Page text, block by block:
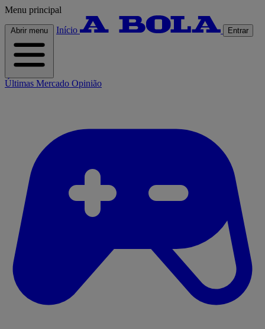
Menu principal
Abrir menu Início Entrar
Últimas Mercado Opinião